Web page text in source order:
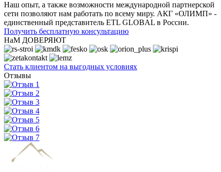
Наш опыт, а также возможности международной партнерской
сети позволяют нам работать по всему миру. АКГ «ОЛИМП» -
единственный представитель ETL GLOBAL в России.
Получить бесплатную консультацию
НаМ ДОВЕРЯЮТ
Стать клиентом на выгодных условиях
Отзывы